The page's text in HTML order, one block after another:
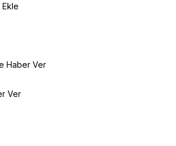
Ekle
Haber Ver
Ver